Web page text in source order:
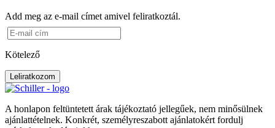
Add meg az e-mail címet amivel feliratkoztál.
Kötelező
Leliratkozom
A honlapon feltüntetett árak tájékoztató jellegűek, nem minősülnek
ajánlattételnek. Konkrét, személyreszabott ajánlatokért fordulj